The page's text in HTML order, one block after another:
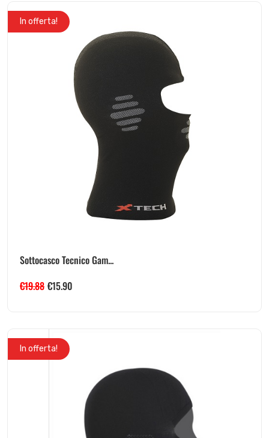
In offerta!
Sottocasco Tecnico Gam...
€19.88 €15.90
In offerta!